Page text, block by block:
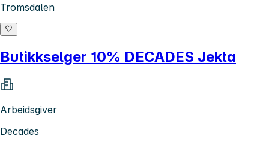
Tromsdalen
Butikkselger 10% DECADES Jekta
Arbeidsgiver
Decades